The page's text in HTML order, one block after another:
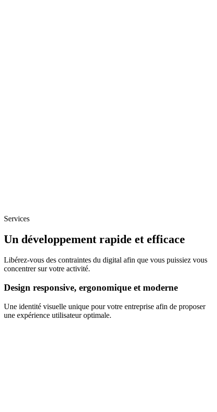
Services
Un développement rapide et efficace
Libérez-vous des contraintes du digital afin que vous puissiez vous
concentrer sur votre activité.
Design responsive, ergonomique et moderne
Une identité visuelle unique pour votre entreprise afin de proposer
une expérience utilisateur optimale.